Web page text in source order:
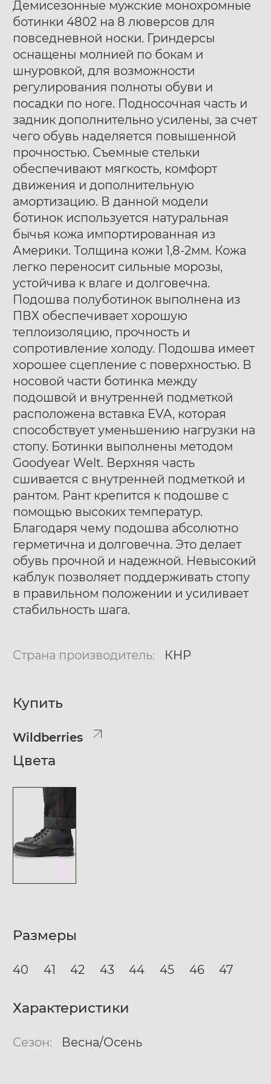
Ботинки муж. Harry
Hatchet Debris mono
black
40 41
42
43
44 45 46 47
Ботинки муж. Harry
Hatchet Bluff black
40
43
44 45 46 47
Демисезонные мужские монохромные
ботинки 4802 на 8 люверсов для
повседневной носки. Гриндерсы
оснащены молнией по бокам и
шнуровкой, для возможности
регулирования полноты обуви и
посадки по ноге. Подносочная часть и
задник дополнительно усилены, за счет
чего обувь наделяется повышенной
прочностью. Съемные стельки
обеспечивают мягкость, комфорт
движения и дополнительную
амортизацию. В данной модели
ботинок используется натуральная
бычья кожа импортированная из
Америки. Толщина кожи 1,8-2мм. Кожа
легко переносит сильные морозы,
устойчива к влаге и долговечна.
Подошва полуботинок выполнена из
ПВХ обеспечивает хорошую
теплоизоляцию, прочность и
сопротивление холоду. Подошва имеет
хорошее сцепление с поверхностью. В
носовой части ботинка между
подошвой и внутренней подметкой
расположена вставка EVA, которая
способствует уменьшению нагрузки на
стопу. Ботинки выполнены методом
Goodyear Welt. Верхняя часть
сшивается с внутренней подметкой и
рантом. Рант крепится к подошве с
помощью высоких температур.
Благодаря чему подошва абсолютно
герметична и долговечна. Это делает
обувь прочной и надежной. Невысокий
каблук позволяет поддерживать стопу
в правильном положении и усиливает
стабильность шага.
Страна производитель: КНР
Купить
Wildberries
Цвета
Размеры
40 41 42 43 44 45 46 47
Характеристики
Сезон: Весна/Осень